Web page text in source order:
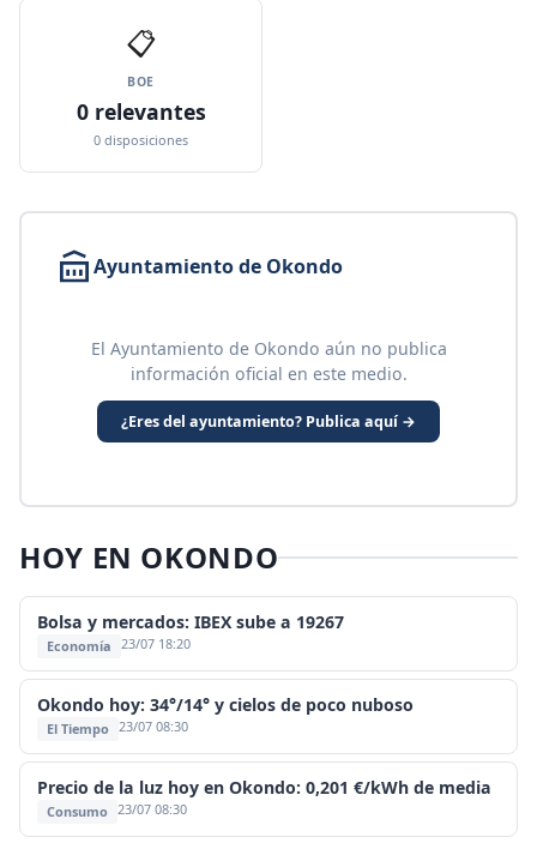
📋
BOE
0 relevantes
0 disposiciones
Ayuntamiento de Okondo
El Ayuntamiento de Okondo aún no publica
información oficial en este medio.
¿Eres del ayuntamiento? Publica aquí →
HOY EN OKONDO
Bolsa y mercados: IBEX sube a 19267
Economía 23/07 18:20
Okondo hoy: 34°/14° y cielos de poco nuboso
El Tiempo 23/07 08:30
Precio de la luz hoy en Okondo: 0,201 €/kWh de media
Consumo 23/07 08:30